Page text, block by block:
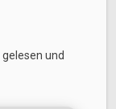
gelesen und